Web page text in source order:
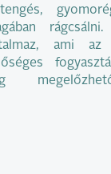
rágcsálni.
ami az